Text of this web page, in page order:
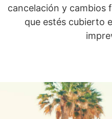
cancelación y cambios
que estés cubierto